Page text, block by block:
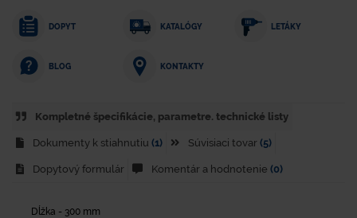
DOPYT KATALÓGY LETÁKY
BLOG KONTAKTY
Kompletné špecifikácie, parametre. technické listy
Dokumenty k stiahnutiu (1) Súvisiaci tovar (5)
Dopytový formulár Komentár a hodnotenie (0)
Dĺžka - 300 mm